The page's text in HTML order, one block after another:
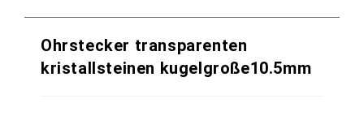
Ohrstecker transparenten
kristallsteinen kugelgroße10.5mm